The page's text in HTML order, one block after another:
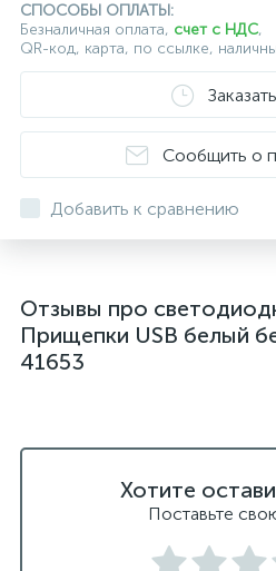
СПОСОБЫ ОПЛАТЫ:
Безналичная оплата, счет с НДС,
QR-код, карта, по ссылке,
Сообщить о
Добавить к сравнению
Отзывы про
Прищепки USB белый
41653
Хотите
Поставьте